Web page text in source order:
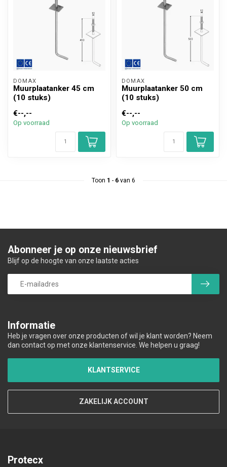
DOMAX
Muurplaatanker 45 cm
(10 stuks)
€--,--
Op voorraad
DOMAX
Muurplaatanker 50 cm
(10 stuks)
€--,--
Op voorraad
Toon 1 - 6 van 6
Informatie
Heb je vragen over onze producten of wil je klant worden? Neem
dan contact op met onze klantenservice. We helpen u graag!
KLANTSERVICE
ZAKELIJK ACCOUNT
Abonneer je op onze nieuwsbrief
Blijf op de hoogte van onze laatste acties
Protecx